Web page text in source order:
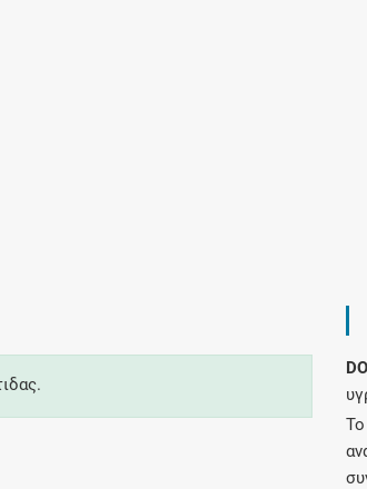
Συνδρομές
για τα οφέλη και τις
των συνδρομητικών